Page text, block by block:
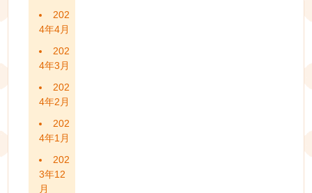
202
4年4月
202
4年3月
202
4年2月
202
4年1月
202
3年12
月